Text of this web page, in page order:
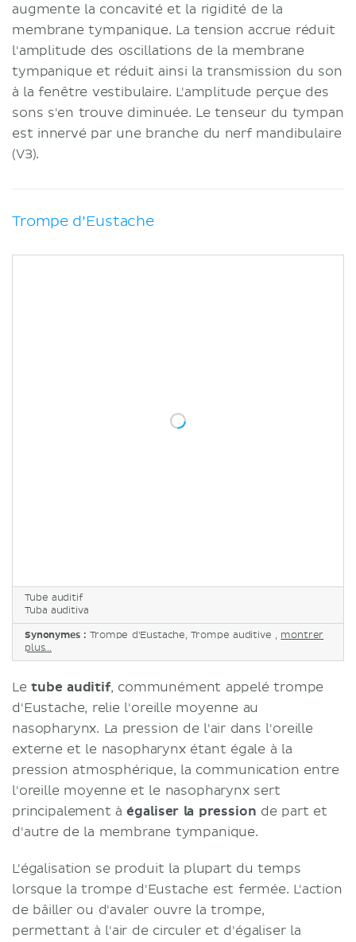
augmente la concavité et la rigidité de la
membrane tympanique. La tension accrue réduit
l'amplitude des oscillations de la membrane
tympanique et réduit ainsi la transmission du son
à la fenêtre vestibulaire. L'amplitude perçue des
sons s'en trouve diminuée. Le tenseur du tympan
est innervé par une branche du nerf mandibulaire
(V3).
Trompe d’Eustache
Tube auditif
Tuba auditiva
Synonymes :Trompe d'Eustache, Trompe auditive , montrer
plus...
Letube auditif, communément appelé trompe
d'Eustache, relie l'oreille moyenne au
nasopharynx. La pression de l'air dans l'oreille
externe et le nasopharynx étant égale à la
pression atmosphérique, la communication entre
l'oreille moyenne et le nasopharynx sert
principalement àégaliser la pression de part et
d'autre de la membrane tympanique.
L'égalisation se produit la plupart du temps
lorsque la trompe d'Eustache est fermée. L'action
de bâiller ou d'avaler ouvre la trompe,
permettant à l'air de circuler et d'égaliser la